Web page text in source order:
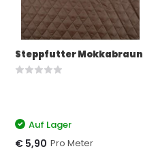
Steppfutter Mokkabraun
Auf Lager
€ 5,90 Pro Meter